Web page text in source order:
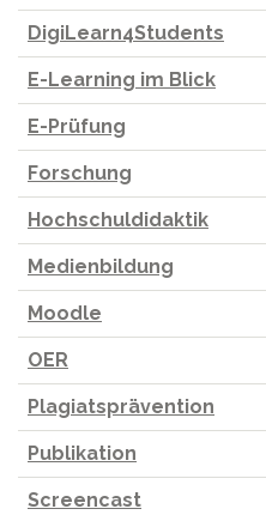
DigiLearn4Students
E-Learning im Blick
E-Prüfung
Forschung
Hochschuldidaktik
Medienbildung
Moodle
OER
Plagiatsprävention
Publikation
Screencast